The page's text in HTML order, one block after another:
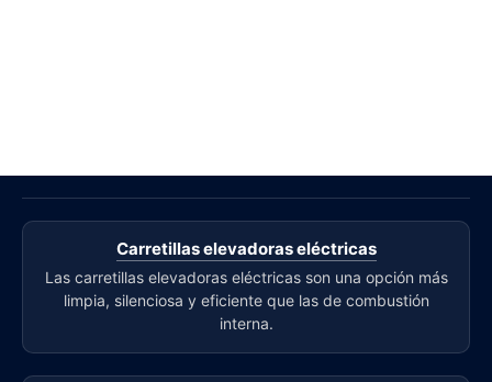
Carretillas elevadoras eléctricas
Las carretillas elevadoras eléctricas son una opción más
limpia, silenciosa y eficiente que las de combustión
interna.